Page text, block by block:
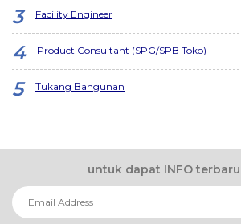
Facility Engineer
Product Consultant (SPG/SPB Toko)
Tukang Bangunan
untuk dapat INFO